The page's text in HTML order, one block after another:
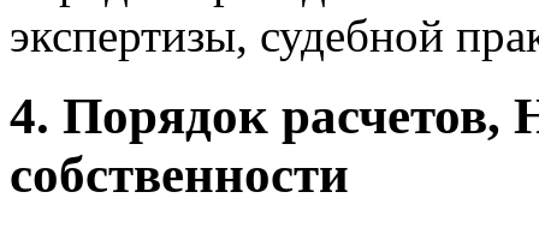
экспертизы, судебной
4. Порядок расчетов,
собственности